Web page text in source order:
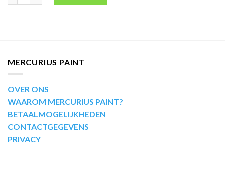
MERCURIUS PAINT
OVER ONS
WAAROM MERCURIUS PAINT?
BETAALMOGELIJKHEDEN
CONTACTGEGEVENS
PRIVACY